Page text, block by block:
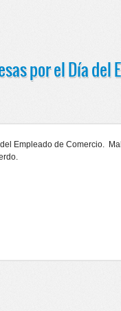
por el Día del
Empleado de Comercio.